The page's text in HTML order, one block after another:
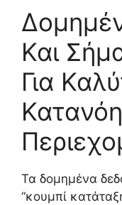
Και
Για
Τα δομημένα
“κουμπί